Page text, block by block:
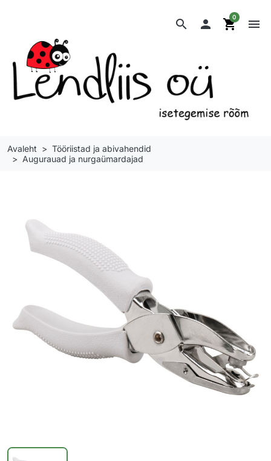
search  shopping_cart
0 menu
Avaleht
Tööriistad ja abivahendid
Augurauad ja nurgaümardajad